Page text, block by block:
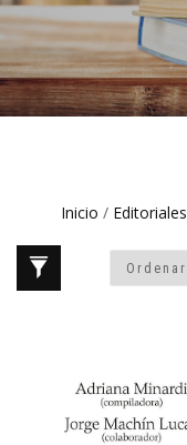
Inicio / Editoriales